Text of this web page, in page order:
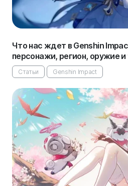
Что нас ждет в Genshin
персонажи, регион, оружие и
Статьи Genshin Impact